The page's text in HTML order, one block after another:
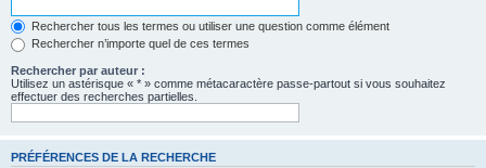
Rechercher tous les termes ou utiliser une question comme élément
Rechercher n’importe quel de ces termes
Rechercher par auteur :
Utilisez un astérisque « * » comme métacaractère passe-partout si vous souhaitez
effectuer des recherches partielles.
PRÉFÉRENCES DE LA RECHERCHE